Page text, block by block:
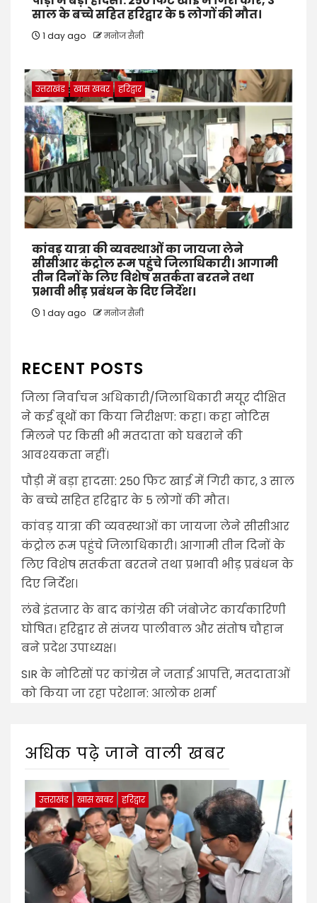
साल के बच्चे सहित हरिद्वार के 5 लोगों की मौत।
1 day ago मनोज सैनी
उत्तराखंड खास खबर हरिद्वार
कांवड़ यात्रा की व्यवस्थाओं का जायजा लेने
सीसीआर कंट्रोल रूम पहुंचे जिलाधिकारी। आगामी
तीन दिनों के लिए विशेष सतर्कता बरतने तथा
प्रभावी भीड़ प्रबंधन के दिए निर्देश।
1 day ago मनोज सैनी
RECENT POSTS
जिला निर्वाचन अधिकारी/जिलाधिकारी मयूर दीक्षित
ने कई बूथों का किया निरीक्षण: कहा। कहा नोटिस
मिलने पर किसी भी मतदाता को घबराने की
आवश्यकता नहीं।
पौड़ी में बड़ा हादसा: 250 फिट खाई में गिरी कार, 3 साल
के बच्चे सहित हरिद्वार के 5 लोगों की मौत।
कांवड़ यात्रा की व्यवस्थाओं का जायजा लेने सीसीआर
कंट्रोल रूम पहुंचे जिलाधिकारी। आगामी तीन दिनों के
लिए विशेष सतर्कता बरतने तथा प्रभावी भीड़ प्रबंधन के
दिए निर्देश।
लंबे इंतजार के बाद कांग्रेस की जंबोजेट कार्यकारिणी
घोषित। हरिद्वार से संजय पालीवाल और संतोष चौहान
बने प्रदेश उपाध्यक्ष।
SIR के नोटिसों पर कांग्रेस ने जताई आपत्ति, मतदाताओं
को किया जा रहा परेशान: आलोक शर्मा
अधिक पढ़े जाने वाली खबर
उत्तराखंड खास खबर हरिद्वार